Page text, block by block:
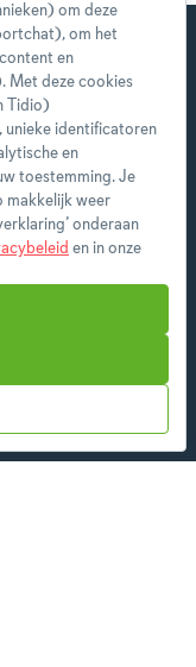
eerste
tot alle
een nieuw
om deze
om het
en
Met deze cookies
Tidio)
unieke identificatoren
en
toestemming. Je
makkelijk weer
onderaan
en in onze